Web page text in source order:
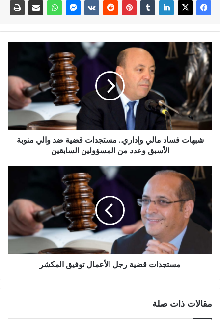
شبهات فساد مالي وإداري.. مستجدات قضية ضد والي منوبة
الأسبق وعدد من المسؤولين السابقين
مستجدات قضية رجل الأعمال توفيق المكشر
مقالات ذات صلة